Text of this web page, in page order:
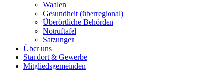
Wahlen
Gesundheit (überregional)
Überörtliche Behörden
Notruftafel
Satzungen
Über uns
Standort & Gewerbe
Mitgliedsgemeinden